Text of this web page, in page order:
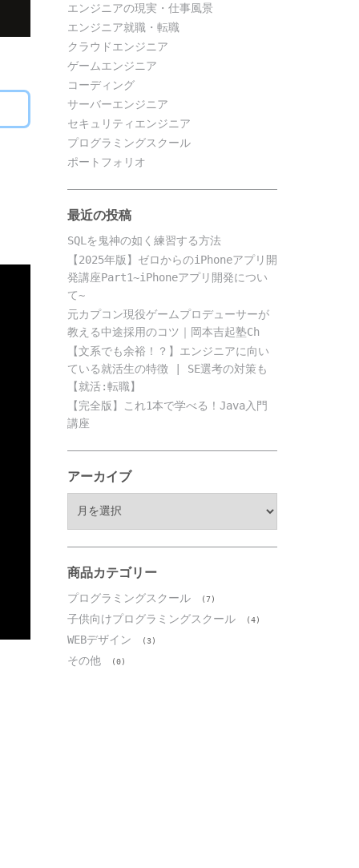
エンジニアの現実・仕事風景
エンジニア就職・転職
クラウドエンジニア
ゲームエンジニア
コーディング
サーバーエンジニア
セキュリティエンジニア
プログラミングスクール
ポートフォリオ
最近の投稿
SQLを鬼神の如く練習する方法
【2025年版】ゼロからのiPhoneアプリ開
発講座Part1~iPhoneアプリ開発につい
て~
元カプコン現役ゲームプロデューサーが
教える中途採用のコツ｜岡本吉起塾Ch
【文系でも余裕！？】エンジニアに向い
ている就活生の特徴 | SE選考の対策も
【就活:転職】
【完全版】これ1本で学べる！Java入門
講座
アーカイブ
ブ
商品カテゴリー
プログラミングスクール (7)
子供向けプログラミングスクール (4)
WEBデザイン (3)
その他 (0)